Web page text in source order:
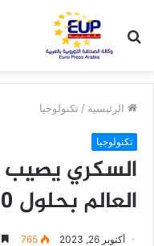
عن
الرئيسية / تكنولوجيا
تكنولوجيا
العالم بحلول 2040
أكتوبر 26, 2023 765